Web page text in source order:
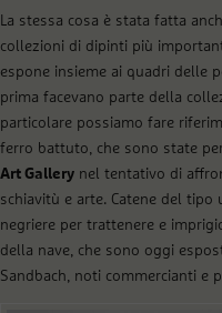
La stessa cosa è stata fatta
collezioni di dipinti più
espone insieme ai quadri delle
prima facevano parte della
particolare possiamo fare
ferro battuto, che sono state
Art Gallery nel tentativo di
schiavitù e arte. Catene del
negriere per trattenere e
della nave, che sono oggi
Sandbach, noti commercianti e